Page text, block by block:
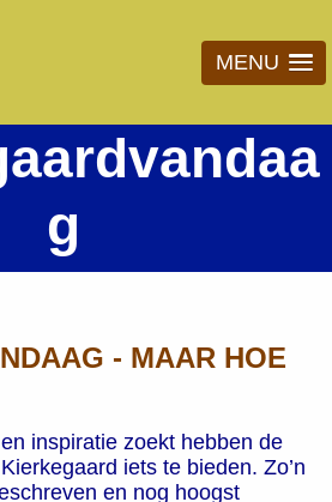
MENU
g
- MAAR HOE
inspiratie zoekt hebben de
iets te bieden. Zo’n
en nog hoogst